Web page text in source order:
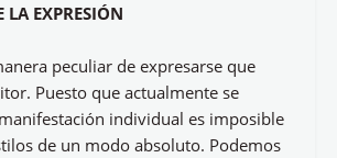
LA EXPRESIÓN
peculiar de expresarse que
Puesto que actualmente se
individual es imposible
de un modo absoluto. Podemos